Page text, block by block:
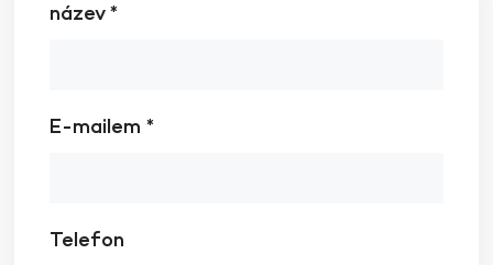
název *
E-mailem *
Telefon